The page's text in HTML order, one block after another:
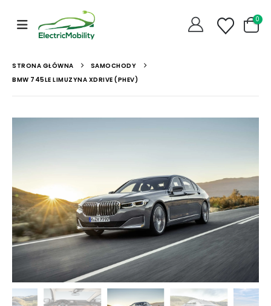
0
STRONA GŁÓWNA
SAMOCHODY
BMW 745LE LIMUZYNA XDRIVE (PHEV)